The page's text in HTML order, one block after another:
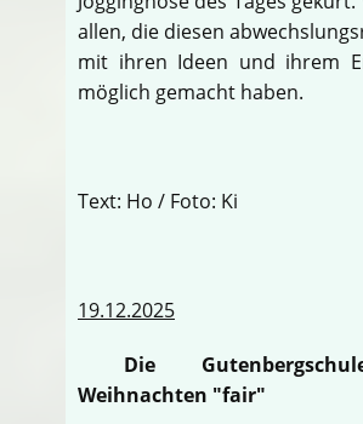
allen, die diesen
mit ihren Ideen und ihrem
möglich gemacht haben.
Text: Ho / Foto: Ki
19.12.2025
Die
Weihnachten "fair"